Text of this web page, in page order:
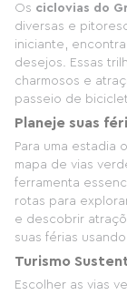
Os ciclovias do
diversas e
iniciante,
desejos. Essas
charmosos e
passeio de
Planeje suas
Para uma estadia
mapa de vias
ferramenta
rotas para
e descobrir
suas férias
Turismo
Escolher as vias